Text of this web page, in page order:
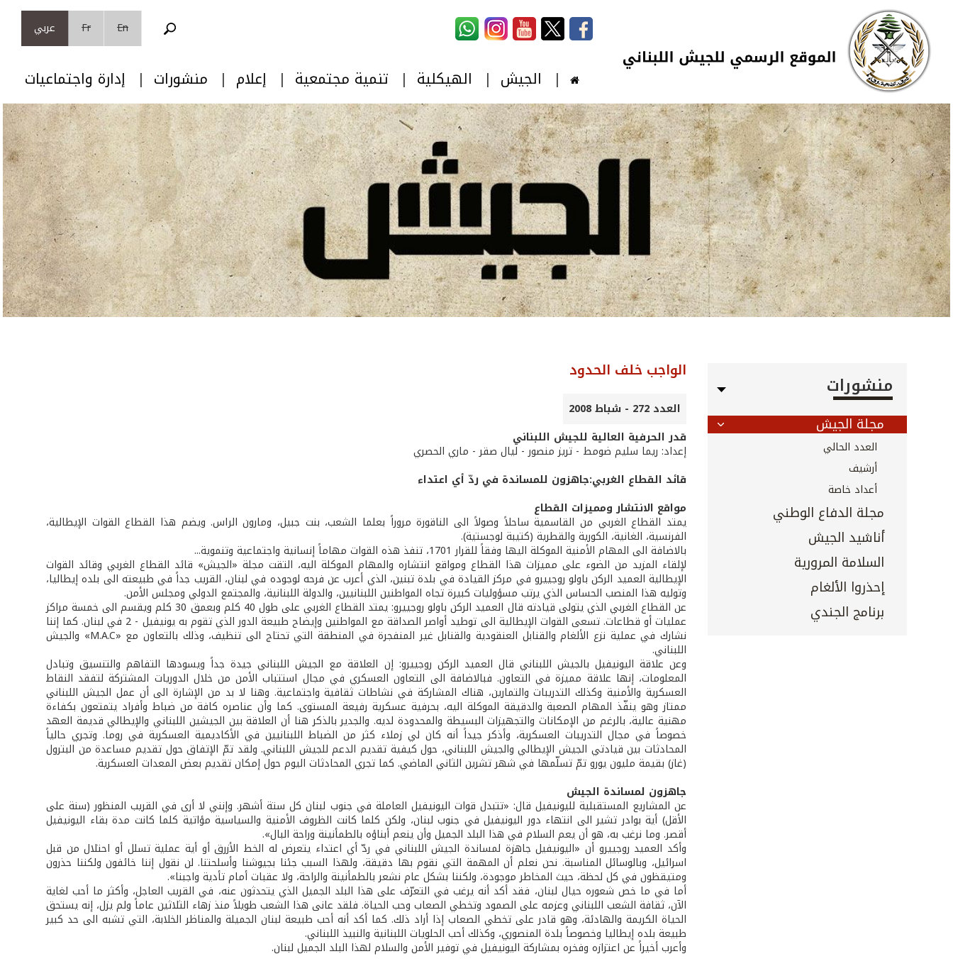
تجاوز إلى المحتوى الرئيسي
Skip to navigation
En
Fr عربي
الجيش الهيكلية تنمية مجتمعية إعلام منشورات إدارة واجتماعيات
منشورات
مجلة الجيش
العدد الحالي
أرشيف
أعداد خاصة
مجلة الدفاع الوطني
أناشيد الجيش
السلامة المرورية
إحذروا الألغام
برنامج الجندي
الواجب خلف الحدود
العدد 272 - شباط 2008
قدر الحرفية العالية للجيش اللبناني
إعداد: ريما سليم ضومط - تريز منصور - ليال صقر - ماري الحصري
قائد القطاع الغربي:جاهزون للمساندة في ردّ أي اعتداء
مواقع الانتشار ومميزات القطاع
يمتد القطاع الغربي من القاسمية ساحلاً وصولاً الى الناقورة مروراً بعلما الشعب، بنت جبيل، ومارون الراس. ويضم هذا القطاع القوات الإيطالية،
الفرنسية، الغانية، الكورية والقطرية (كتيبة لوجستية).
بالاضافة الى المهام الأمنية الموكلة اليها وفقاً للقرار 1701، تنفذ هذه القوات مهاماً إنسانية واجتماعية وتنموية...
لإلقاء المزيد من الضوء على مميزات هذا القطاع ومواقع انتشاره والمهام الموكلة اليه، التقت مجلة «الجيش» قائد القطاع الغربي وقائد القوات
الإيطالية العميد الركن باولو روجييرو في مركز القيادة في بلدة تبنين، الذي أعرب عن فرحه لوجوده في لبنان، القريب جداً في طبيعته الى بلده إيطاليا،
وتوليه هذا المنصب الحساس الذي يرتب مسؤوليات كبيرة تجاه المواطنين اللبنانيين، والدولة اللبنانية، والمجتمع الدولي ومجلس الأمن.
عن القطاع الغربي الذي يتولى قيادته قال العميد الركن باولو روجييرو: يمتد القطاع الغربي على طول 40 كلم وبعمق 30 كلم ويقسم الى خمسة مراكز
عمليات أو قطاعات. تسعى القوات الإيطالية الى توطيد أواصر الصداقة مع المواطنين وإيضاح طبيعة الدور الذي تقوم به يونيفيل - 2 في لبنان. كما إننا
نشارك في عملية نزع الألغام والقنابل العنقودية والقنابل غير المنفجرة في المنطقة التي تحتاج الى تنظيف، وذلك بالتعاون مع «M.A.C» والجيش
اللبناني.
وعن علاقة اليونيفيل بالجيش اللبناني قال العميد الركن روجييرو: إن العلاقة مع الجيش اللبناني جيدة جداً ويسودها التفاهم والتنسيق وتبادل
المعلومات، إنها علاقة مميزة في التعاون. فبالاضافة الى التعاون العسكري في مجال استتباب الأمن من خلال الدوريات المشتركة لتفقد النقاط
العسكرية والأمنية وكذلك التدريبات والتمارين، هناك المشاركة في نشاطات ثقافية واجتماعية. وهنا لا بد من الإشارة الى أن عمل الجيش اللبناني
ممتاز وهو ينفّذ المهام الصعبة والدقيقة الموكلة اليه، بحرفية عسكرية رفيعة المستوى. كما وأن عناصره كافة من ضباط وأفراد يتمتعون بكفاءة
مهنية عالية، بالرغم من الإمكانات والتجهيزات البسيطة والمحدودة لديه. والجدير بالذكر هنا أن العلاقة بين الجيشين اللبناني والإيطالي قديمة العهد
خصوصاً في مجال التدريبات العسكرية، وأذكر جيداً أنه كان لي زملاء كثر من الضباط اللبنانيين في الأكاديمية العسكرية في روما. وتجري حالياً
المحادثات بين قيادتي الجيش الإيطالي والجيش اللبناني، حول كيفية تقديم الدعم للجيش اللبناني. ولقد تمّ الإتفاق حول تقديم مساعدة من البترول
(غاز) بقيمة مليون يورو تمّ تسلّمها في شهر تشرين الثاني الماضي. كما تجري المحادثات اليوم حول إمكان تقديم بعض المعدات العسكرية.
جاهزون لمساندة الجيش
عن المشاريع المستقبلية لليونيفيل قال: «تتبدل قوات اليونيفيل العاملة في جنوب لبنان كل ستة أشهر. وإنني لا أرى في القريب المنظور (سنة على
الأقل) أية بوادر تشير الى انتهاء دور اليونيفيل في جنوب لبنان، ولكن كلما كانت الظروف الأمنية والسياسية مؤاتية كلما كانت مدة بقاء اليونيفيل
أقصر. وما نرغب به، هو أن يعم السلام في هذا البلد الجميل وأن ينعم أبناؤه بالطمأنينة وراحة البال».
وأكد العميد روجييرو أن «اليونيفيل جاهزة لمساندة الجيش اللبناني في ردّ أي اعتداء يتعرض له الخط الأزرق أو أية عملية تسلل أو احتلال من قبل
اسرائيل، وبالوسائل المناسبة. نحن نعلم أن المهمة التي نقوم بها دقيقة، ولهذا السبب جئنا بجيوشنا وأسلحتنا. لن نقول إننا خائفون ولكننا حذرون
ومتيقظون في كل لحظة، حيث المخاطر موجودة، ولكننا بشكل عام نشعر بالطمأنينة والراحة، ولا عقبات أمام تأدية واجبنا».
أما في ما خص شعوره حيال لبنان، فقد أكد أنه يرغب في التعرّف على هذا البلد الجميل الذي يتحدثون عنه، في القريب العاجل، وأكثر ما أحب لغاية
الآن، ثقافة الشعب اللبناني وعزمه على الصمود وتخطي الصعاب وحب الحياة. فلقد عانى هذا الشعب طويلاً منذ زهاء الثلاثين عاماً ولم يزل، إنه يستحق
الحياة الكريمة والهادئة، وهو قادر على تخطي الصعاب إذا أراد ذلك. كما أكد أنه أحب طبيعة لبنان الجميلة والمناظر الخلابة، التي تشبه الى حد كبير
طبيعة بلده إيطاليا وخصوصاً بلدة المنصوري، وكذلك أحب الحلويات اللبنانية والنبيذ اللبناني.
وأعرب أخيراً عن اعتزازه وفخره بمشاركة اليونيفيل في توفير الأمن والسلام لهذا البلد الجميل لبنان.